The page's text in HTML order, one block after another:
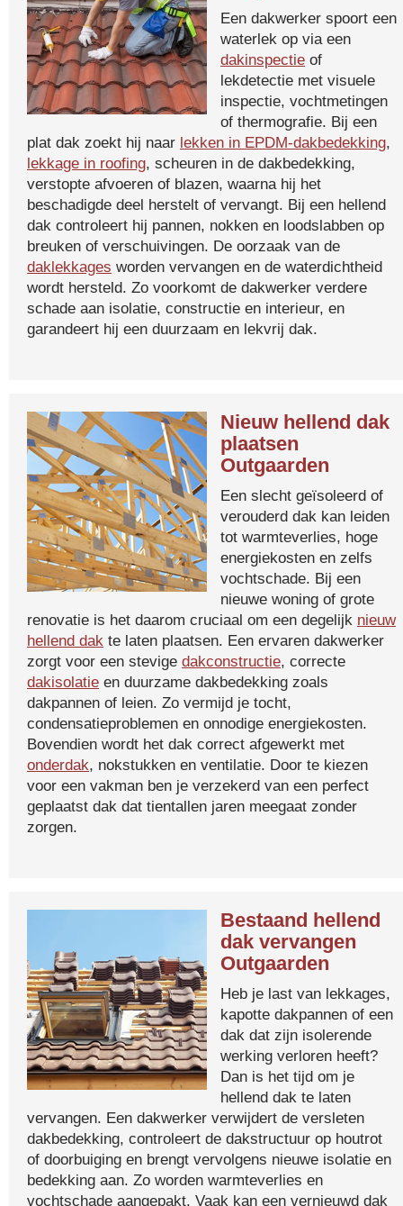
Een dakwerker spoort een
waterlek op via een
dakinspectie of
lekdetectie met visuele
inspectie, vochtmetingen
of thermografie. Bij een
plat dak zoekt hij naar lekken in EPDM-dakbedekking,
lekkage in roofing, scheuren in de dakbedekking,
verstopte afvoeren of blazen, waarna hij het
beschadigde deel herstelt of vervangt. Bij een hellend
dak controleert hij pannen, nokken en loodslabben op
breuken of verschuivingen. De oorzaak van de
daklekkages worden vervangen en de waterdichtheid
wordt hersteld. Zo voorkomt de dakwerker verdere
schade aan isolatie, constructie en interieur, en
garandeert hij een duurzaam en lekvrij dak.
Nieuw hellend dak
plaatsen
Outgaarden
Een slecht geïsoleerd of
verouderd dak kan leiden
tot warmteverlies, hoge
energiekosten en zelfs
vochtschade. Bij een
nieuwe woning of grote
renovatie is het daarom cruciaal om een degelijk nieuw
hellend dak te laten plaatsen. Een ervaren dakwerker
zorgt voor een stevige dakconstructie, correcte
dakisolatie en duurzame dakbedekking zoals
dakpannen of leien. Zo vermijd je tocht,
condensatieproblemen en onnodige energiekosten.
Bovendien wordt het dak correct afgewerkt met
onderdak, nokstukken en ventilatie. Door te kiezen
voor een vakman ben je verzekerd van een perfect
geplaatst dak dat tientallen jaren meegaat zonder
zorgen.
Bestaand hellend
dak vervangen
Outgaarden
Heb je last van lekkages,
kapotte dakpannen of een
dak dat zijn isolerende
werking verloren heeft?
Dan is het tijd om je
hellend dak te laten
vervangen. Een dakwerker verwijdert de versleten
dakbedekking, controleert de dakstructuur op houtrot
of doorbuiging en brengt vervolgens nieuwe isolatie en
bedekking aan. Zo worden warmteverlies en
vochtschade aangepakt. Vaak kan een vernieuwd dak